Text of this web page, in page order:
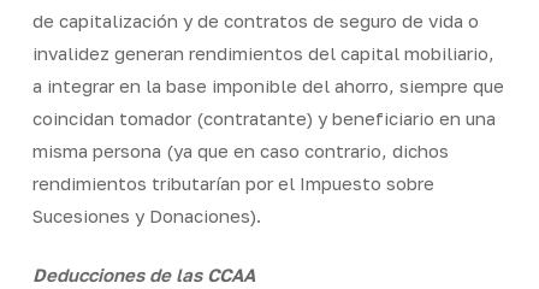
de capitalización y de contratos de seguro de vida o
invalidez generan rendimientos del capital mobiliario,
a integrar en la base imponible del ahorro, siempre que
coincidan tomador (contratante) y beneficiario en una
misma persona (ya que en caso contrario, dichos
rendimientos tributarían por el Impuesto sobre
Sucesiones y Donaciones).
Deducciones de las CCAA